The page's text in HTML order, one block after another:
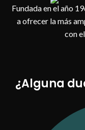
Fundada en el año
a ofrecer la más
con
¿Alguna